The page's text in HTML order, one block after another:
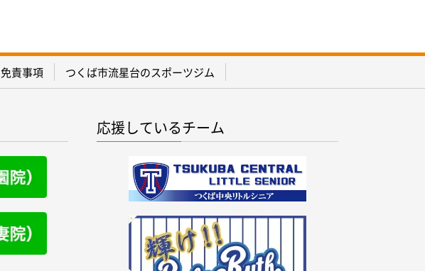
免責事項 つくば市流星台のスポーツジム
応援しているチーム